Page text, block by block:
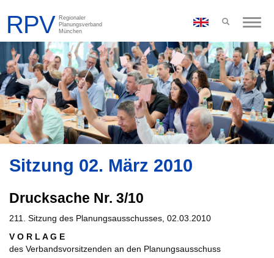
Toggle
Sitzung 02. März 2010
Drucksache Nr. 3/10
211. Sitzung des Planungsausschusses, 02.03.2010
V O R L A G E
des Verbandsvorsitzenden an den Planungsausschuss